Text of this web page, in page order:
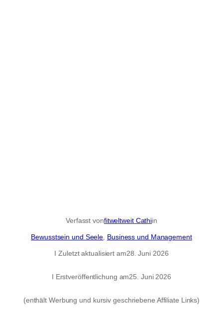
Verfasst vonfitweltweit Cathiin
Bewusstsein und Seele Business und Management
I Zuletzt aktualisiert am28. Juni 2026
I Erstveröffentlichung am25. Juni 2026
(enthält Werbung und kursiv geschriebene Affiliate Links)